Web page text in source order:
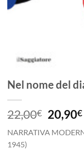
Nel nome del
22,00€ Il
prezzo
20,90€Il
NARRATIVA
1945)